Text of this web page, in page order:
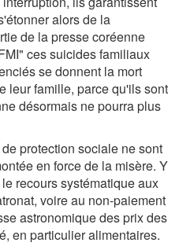
alors de la
de la presse coréenne
ces suicides familiaux
se donnent la mort
leur famille, parce qu'ils sont
désormais ne pourra plus
protection sociale ne sont
en force de la misère. Y
recours systématique aux
voire au non-paiement
astronomique des prix des
en particulier alimentaires.